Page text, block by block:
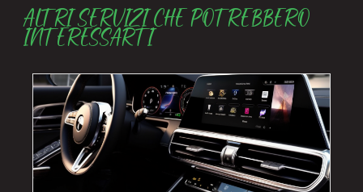
ALTRI SERVIZI CHE POTREBBERO
INTERESSARTI